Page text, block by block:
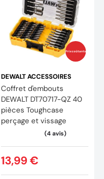
Prix coûtants
DEWALT ACCESSOIRES
Coffret d'embouts
DEWALT DT70717-QZ 40
pièces Toughcase
perçage et vissage
13,99 €